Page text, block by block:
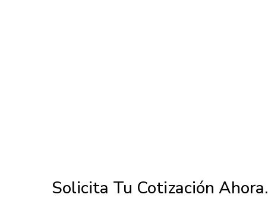
Solicita Tu Cotización Ahora.